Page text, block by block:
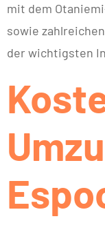
mit dem
sowie
der wichtigsten